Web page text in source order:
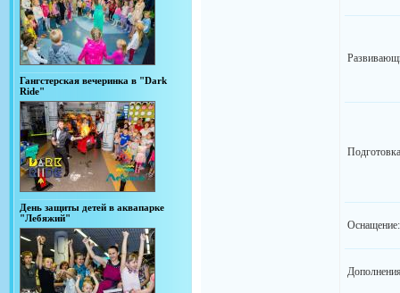
Гангстерская вечеринка в "Dark
Ride"
День защиты детей в аквапарке
"Лебяжий"
Оснащение: